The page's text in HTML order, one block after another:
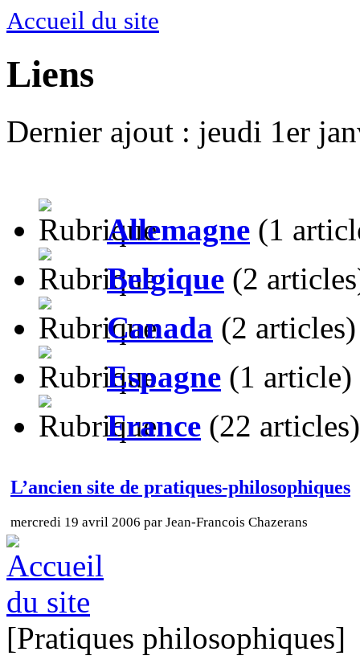
Accueil du site
Liens
Dernier ajout : jeudi 1er
Allemagne (1
Belgique (2
Canada (2 articles)
Espagne (1 article)
France (22 articles)
L’ancien site de pratiques-philosophiques
mercredi 19 avril 2006 par Jean-Francois Chazerans
[Pratiques philosophiques]